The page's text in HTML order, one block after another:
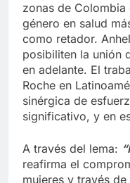
zonas de
género en salud
como retador.
posibiliten la unión
en adelante. El
Roche en
sinérgica de
significativo, y en
A través del lema:
reafirma el
mujeres y través de